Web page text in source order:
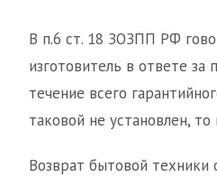
В п.6 ст. 18 ЗОЗПП РФ
изготовитель в ответе
течение всего
таковой не установлен,
Возврат бытовой техники